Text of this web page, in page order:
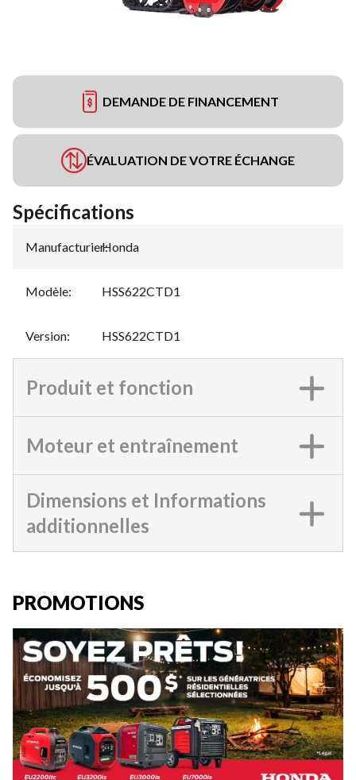
DEMANDE DE FINANCEMENT
ÉVALUATION DE VOTRE ÉCHANGE
Spécifications
Manufacturier:
Honda
Modèle: HSS622CTD1
Version: HSS622CTD1
Produit et fonction
Moteur et entraînement
Dimensions et Informations
additionnelles
PROMOTIONS